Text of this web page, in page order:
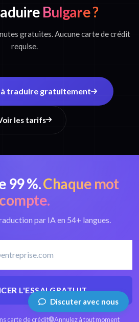
Bulgare ?
gratuites. Aucune carte de crédit
requise.
à traduire gratuitement
les tarifs
99 %.Chaque mot
compte.
par IA en 54+ langues.
L'ESSAI GRATUIT
carte de crédit Annulez à tout moment
Discuter avec nous